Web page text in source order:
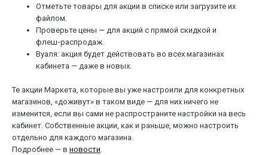
Отметьте товары для акции в списке или загрузите их
файлом.
Проверьте цены — для акций с прямой скидкой и
флеш‑распродаж.
Вуаля: акция будет действовать во всех магазинах
кабинета — даже в новых.
Те акции Маркета, которые вы уже настроили для конкретных
магазинов, «доживут» в таком виде — для них ничего не
изменится, если вы сами не распространите настройки на весь
кабинет. Собственные акции, как и раньше, можно настроить
отдельно для каждого магазина.
Подробнее — в новости.